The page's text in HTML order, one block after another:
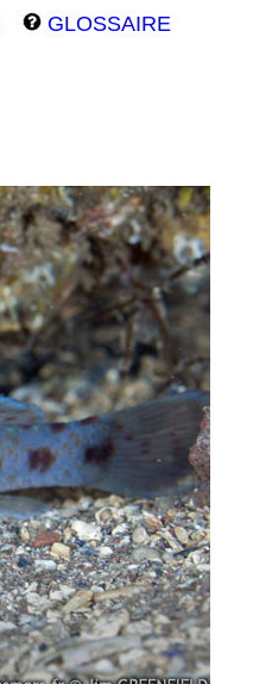
GLOSSAIRE